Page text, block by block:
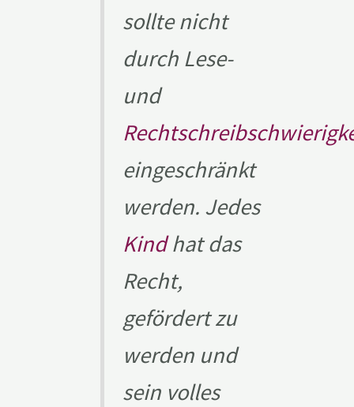
sollte nicht
durch Lese-
und
eingeschränkt
werden. Jedes
Kindhat das
Recht,
gefördert zu
werden und
sein volles